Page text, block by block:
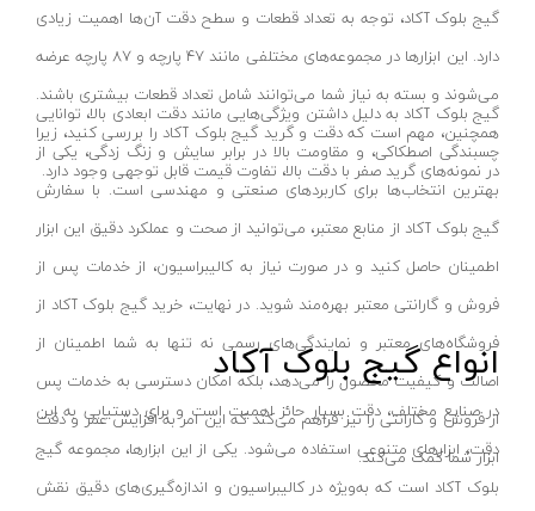
گیج فشار
درجه تست لوله
هویه گازی
قطعه شور
سندان صافکاری
دستگاه سوراخ کن
دستگاه تسمه کش
ماشین‌آلات درب و پنجره upvc
پولی کش و بلبرینگ کش
قاپک (شیشه گیر)
ابزار برش کاشی و سرامیک
میز صلیبی-سینوسی
دی تک- DTEC
نارکن- NARKEN
ای لایت- ALITE
مرکان- MERKAN
ملک الکتریک پارس- MALEK ELECTRIC
آمیسا- AMISA
مارکه- MARKEH
گوانگلو- GUANGLU
وندا- VANDA
لدمن- LEDMAN
ایمکس
بکس - BEX
گیج بلوک آکاد، توجه به تعداد قطعات و سطح دقت آن‌ها اهمیت زیادی
دارد. این ابزارها در مجموعه‌های مختلفی مانند 47 پارچه و 87 پارچه عرضه
می‌شوند و بسته به نیاز شما می‌توانند شامل تعداد قطعات بیشتری باشند.
همچنین، مهم است که دقت و گرید گیج بلوک آکاد را بررسی کنید، زیرا
در نمونه‌های گرید صفر با دقت بالا، تفاوت قیمت قابل توجهی وجود دارد.
گیج بلوک آکاد به دلیل داشتن ویژگی‌هایی مانند دقت ابعادی بالا، توانایی
چسبندگی اصطکاکی، و مقاومت بالا در برابر سایش و زنگ زدگی، یکی از
بهترین انتخاب‌ها برای کاربردهای صنعتی و مهندسی است. با سفارش
گیج بلوک آکاد از منابع معتبر، می‌توانید از صحت و عملکرد دقیق این ابزار
اطمینان حاصل کنید و در صورت نیاز به کالیبراسیون، از خدمات پس از
فروش و گارانتی معتبر بهره‌مند شوید. در نهایت، خرید گیج بلوک آکاد از
فروشگاه‌های معتبر و نمایندگی‌های رسمی نه تنها به شما اطمینان از
اصالت و کیفیت محصول را می‌دهد، بلکه امکان دسترسی به خدمات پس
از فروش و گارانتی را نیز فراهم می‌کند که این امر به افزایش عمر و دقت
ابزار شما کمک می‌کند.
انواع گیج بلوک آکاد
در صنایع مختلف، دقت بسیار حائز اهمیت است و برای دستیابی به این
دقت، ابزارهای متنوعی استفاده می‌شود. یکی از این ابزارها، مجموعه گیج
بلوک آکاد است که به‌ویژه در کالیبراسیون و اندازه‌گیری‌های دقیق نقش